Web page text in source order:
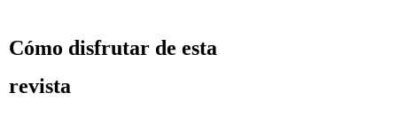
Cómo disfrutar de esta
revista